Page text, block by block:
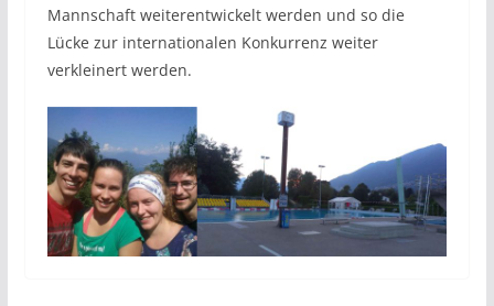
Mannschaft weiterentwickelt werden und so die
Lücke zur internationalen Konkurrenz weiter
verkleinert werden.